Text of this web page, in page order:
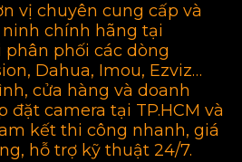
vị chuyên cung cấp và
ninh chính hãng tại
phân phối các dòng
Dahua, Imou, Ezviz…
cửa hàng và doanh
đặt camera tại TP.HCM và
kết thi công nhanh, giá
hỗ trợ kỹ thuật 24/7.